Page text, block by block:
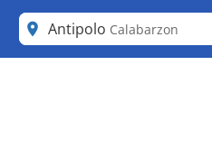
Antipolo Calabarzon